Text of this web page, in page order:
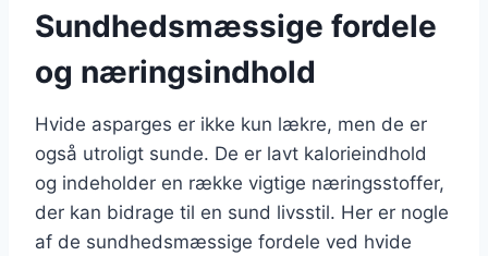
Sundhedsmæssige fordele
og næringsindhold
Hvide asparges er ikke kun lækre, men de er
også utroligt sunde. De er lavt kalorieindhold
og indeholder en række vigtige næringsstoffer,
der kan bidrage til en sund livsstil. Her er nogle
af de sundhedsmæssige fordele ved hvide